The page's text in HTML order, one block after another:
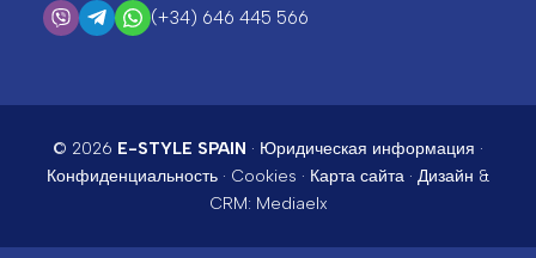
(+34) 646 445 566
© 2026 E-STYLE SPAIN · Юридическая информация ·
Конфиденциальность· Cookies · Карта сайта· Дизайн &
CRM: Mediaelx